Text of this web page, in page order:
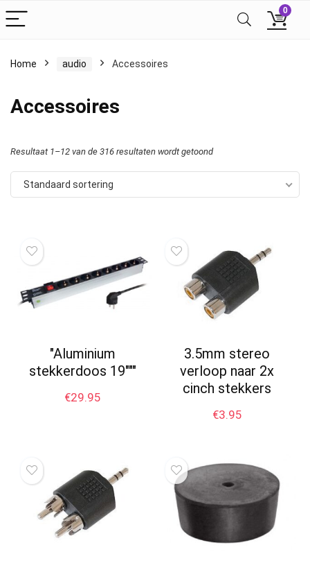
0
Home audio Accessoires
Accessoires
Resultaat 1–12 van de 316 resultaten wordt getoond
Standaard sortering
"Aluminium
stekkerdoos 19"""
€29.95
3.5mm stereo
verloop naar 2x
cinch stekkers
€3.95